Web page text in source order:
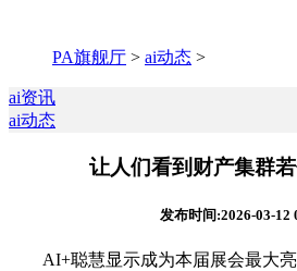
PA旗舰厅 > ai动态 >
ai资讯
ai动态
让人们看到财产集群
发布时间:2026-03-12
AI+聪慧显示成为本届展会最大亮